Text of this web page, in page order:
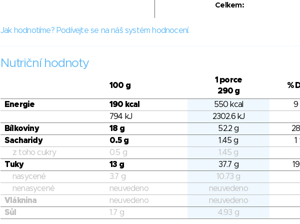
Celkem:
Jak hodnotíme? Podívejte se na náš systém hodnocení.
Nutriční hodnoty
100 g
1 porce
290 g
%
Energie 190 kcal 550 kcal
9
794 kJ
2302.6 kJ
Bílkoviny
18 g 52.2 g
Sacharidy
0.5 g 1.45 g
1
z toho cukry
0.5 g
1.45 g
Tuky
13 g 37.7 g
nasycené
3.7 g
10.73 g
nenasycené
neuvedeno
neuvedeno
Vláknina
neuvedeno
neuvedeno
Sůl
1.7 g 4.93 g